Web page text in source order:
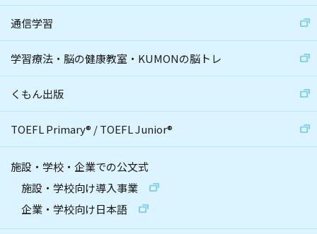
通信学習
学習療法・脳の健康教室・KUMONの脳トレ
くもん出版
TOEFL Primary® /TOEFL Junior®
施設・学校・企業での公文式
施設・学校向け導入事業
企業・学校向け日本語